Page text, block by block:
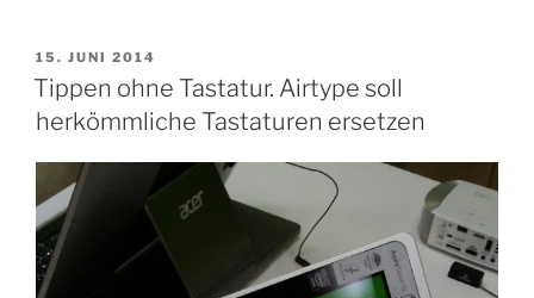
VERÖFFENTLICHT
AM
15. JUNI 2014
Tippen ohne Tastatur. Airtype soll
herkömmliche Tastaturen ersetzen